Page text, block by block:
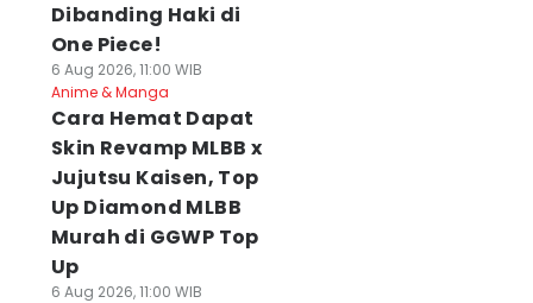
Dibanding Haki di
One Piece!
6 Aug 2026, 11:00 WIB
Anime & Manga
Cara Hemat Dapat
Skin Revamp MLBB x
Jujutsu Kaisen, Top
Up Diamond MLBB
Murah di GGWP Top
Up
6 Aug 2026, 11:00 WIB